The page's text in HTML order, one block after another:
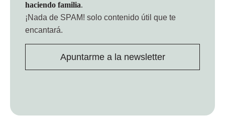
haciendo familia.
¡Nada de SPAM! solo contenido útil que te
encantará.
Apuntarme a la newsletter